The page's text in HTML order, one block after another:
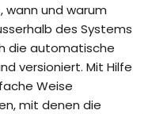
wann und warum
des Systems
die automatische
versioniert. Mit Hilfe
Weise
mit denen die